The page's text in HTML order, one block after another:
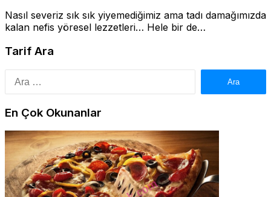
Nasıl severiz sık sık yiyemediğimiz ama tadı damağımızda
kalan nefis yöresel lezzetleri… Hele bir de…
Tarif Ara
En Çok Okunanlar